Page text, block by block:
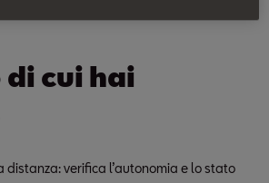
cui hai
verifica l’autonomia e lo stato